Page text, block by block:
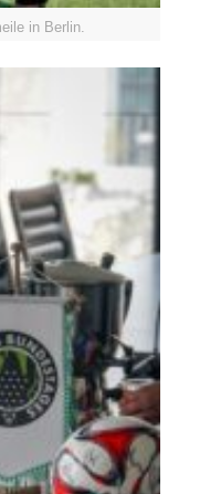
in Berlin.